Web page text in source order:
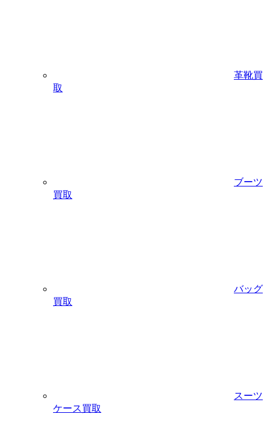
革靴買
取
ブーツ
買取
バッグ
買取
スーツ
ケース買取